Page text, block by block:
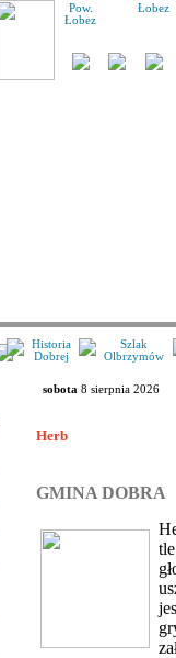
Pow.
Łobez
Łobez
Historia
Dobrej
Szlak
Olbrzymów
sobota 8 sierpnia 2026
Herb
GMINA DOBRA